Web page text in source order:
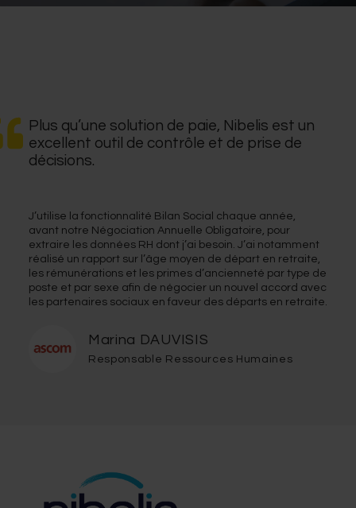
Plus qu’une solution de paie, Nibelis est un
excellent outil de contrôle et de prise de
décisions.
J’utilise la fonctionnalité Bilan Social chaque année,
avant notre Négociation Annuelle Obligatoire, pour
extraire les données RH dont j’ai besoin. J’ai notamment
réalisé un rapport sur l’âge moyen de départ en retraite,
les rémunérations et les primes d’ancienneté par type de
poste et par sexe afin de négocier un nouvel accord avec
les partenaires sociaux en faveur des départs en retraite.
Marina DAUVISIS
Responsable Ressources Humaines